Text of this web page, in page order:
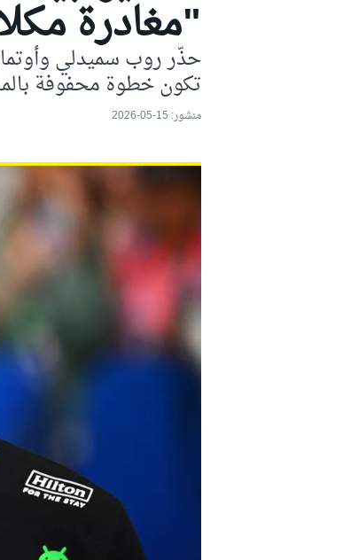
موتو جي بي
فورمولا إي
"مغادرة
حذّر روب سميدلي
تكون خطوة محفوفة
منشور: 15-05-2026